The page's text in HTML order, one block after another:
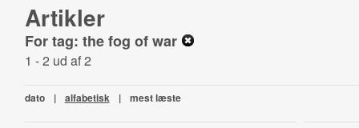
Artikler
For tag: the fog of war
1 - 2 ud af 2
dato | alfabetisk | mest læste